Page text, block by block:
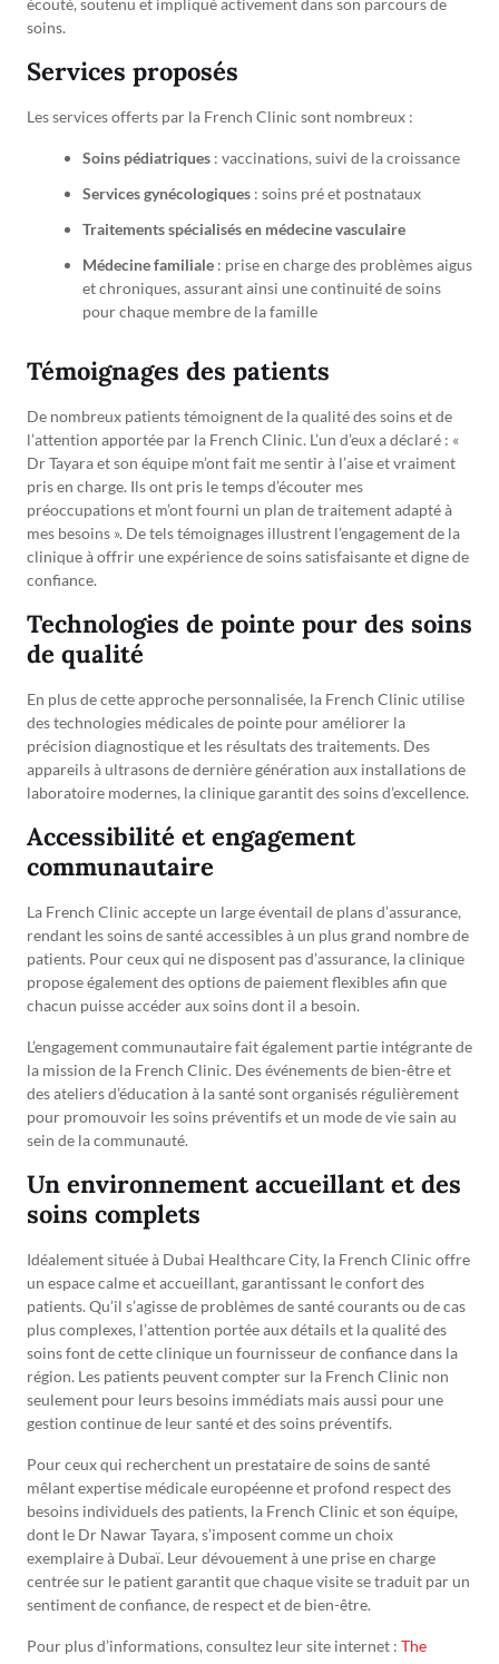
soins.
Services proposés
Les services offerts par la French Clinic sont nombreux :
Soins pédiatriques : vaccinations, suivi de la croissance
Services gynécologiques : soins pré et postnataux
Traitements spécialisés en médecine vasculaire
Médecine familiale : prise en charge des problèmes aigus
et chroniques, assurant ainsi une continuité de soins
pour chaque membre de la famille
Témoignages des patients
De nombreux patients témoignent de la qualité des soins et de
l’attention apportée par la French Clinic. L’un d’eux a déclaré : «
Dr Tayara et son équipe m’ont fait me sentir à l’aise et vraiment
pris en charge. Ils ont pris le temps d’écouter mes
préoccupations et m’ont fourni un plan de traitement adapté à
mes besoins ». De tels témoignages illustrent l’engagement de la
clinique à offrir une expérience de soins satisfaisante et digne de
confiance.
Technologies de pointe pour des soins
de qualité
En plus de cette approche personnalisée, la French Clinic utilise
des technologies médicales de pointe pour améliorer la
précision diagnostique et les résultats des traitements. Des
appareils à ultrasons de dernière génération aux installations de
laboratoire modernes, la clinique garantit des soins d’excellence.
Accessibilité et engagement
communautaire
La French Clinic accepte un large éventail de plans d’assurance,
rendant les soins de santé accessibles à un plus grand nombre de
patients. Pour ceux qui ne disposent pas d’assurance, la clinique
propose également des options de paiement flexibles afin que
chacun puisse accéder aux soins dont il a besoin.
L’engagement communautaire fait également partie intégrante de
la mission de la French Clinic. Des événements de bien-être et
des ateliers d’éducation à la santé sont organisés régulièrement
pour promouvoir les soins préventifs et un mode de vie sain au
sein de la communauté.
Un environnement accueillant et des
soins complets
Idéalement située à Dubai Healthcare City, la French Clinic offre
un espace calme et accueillant, garantissant le confort des
patients. Qu’il s’agisse de problèmes de santé courants ou de cas
plus complexes, l’attention portée aux détails et la qualité des
soins font de cette clinique un fournisseur de confiance dans la
région. Les patients peuvent compter sur la French Clinic non
seulement pour leurs besoins immédiats mais aussi pour une
gestion continue de leur santé et des soins préventifs.
Pour ceux qui recherchent un prestataire de soins de santé
mêlant expertise médicale européenne et profond respect des
besoins individuels des patients, la French Clinic et son équipe,
dont le Dr Nawar Tayara, s’imposent comme un choix
exemplaire à Dubaï. Leur dévouement à une prise en charge
centrée sur le patient garantit que chaque visite se traduit par un
sentiment de confiance, de respect et de bien-être.
Pour plus d’informations, consultez leur site internet : The